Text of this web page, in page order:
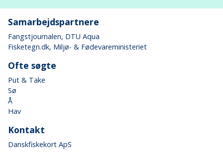
Samarbejdspartnere
Fangstjournalen, DTU Aqua
Fisketegn.dk, Miljø- & Fødevareministeriet
Ofte søgte
Put & Take
Sø
Å
Hav
Kontakt
Danskfiskekort ApS